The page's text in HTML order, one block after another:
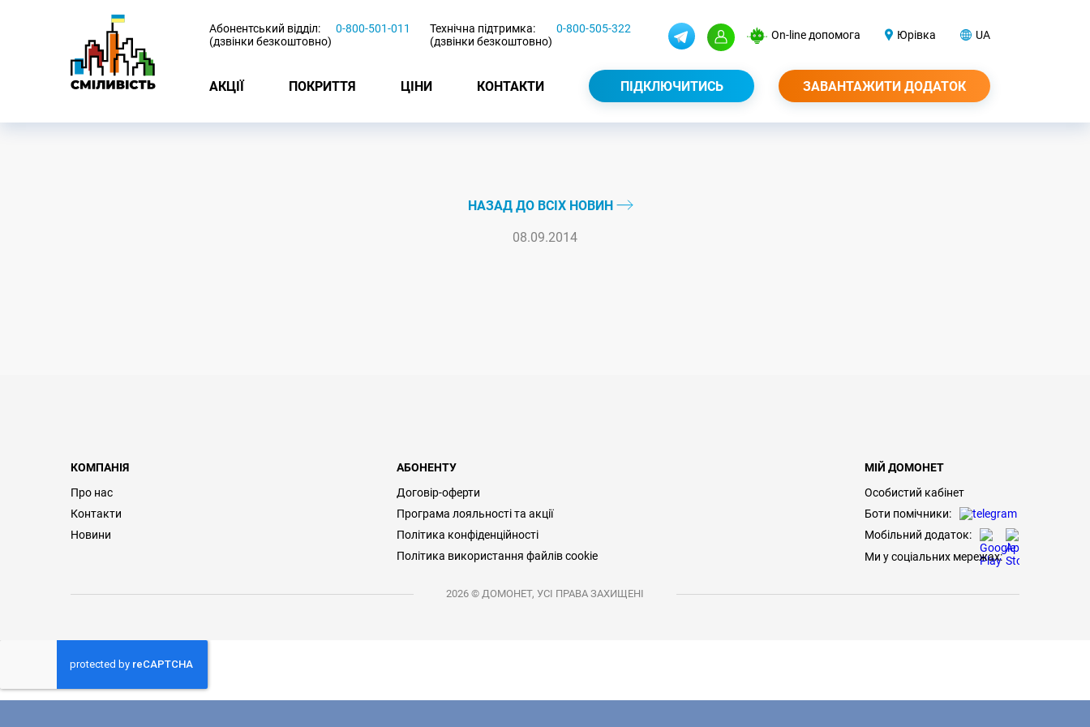
Абонентський відділ:
(дзвінки безкоштовно)
0-800-501-011
Технічна підтримка:
(дзвінки безкоштовно)
0-800-505-322 On-line допомога Юрівка UA
АКЦІЇ ПОКРИТТЯ ЦІНИ КОНТАКТИ ПІДКЛЮЧИТИСЬ ЗАВАНТАЖИТИ ДОДАТОК
НАЗАД ДО ВСІХ НОВИН
08.09.2014
КОМПАНІЯ
Про нас
Контакти
Новини
АБОНЕНТУ
Договір-оферти
Програма лояльності та акції
Політика конфіденційності
Політика використання файлів cookie
МІЙ ДОМОНЕТ
Особистий кабінет
Боти помічники:
Мобільний додаток:
Ми у соціальних мережах:
2026 © ДОМОНЕТ, УСІ ПРАВА ЗАХИЩЕНІ